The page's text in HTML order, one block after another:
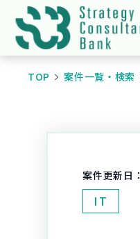
TOP 案件一覧・検索
案件更新日：
IT